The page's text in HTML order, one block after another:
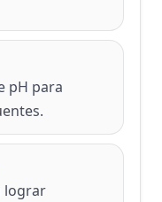
pH para
lograr